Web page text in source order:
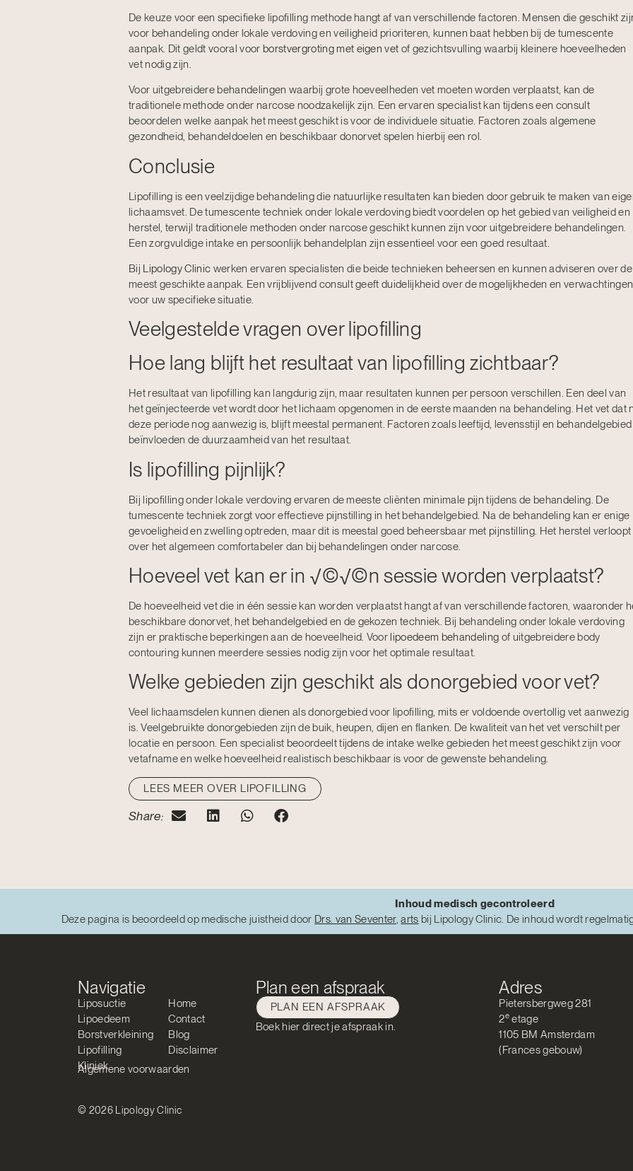
De keuze voor een specifieke lipofilling methode hangt af van verschillende factoren. Mensen die geschikt
voor behandeling onder lokale verdoving en veiligheid prioriteren, kunnen baat hebben bij de tumescente
aanpak. Dit geldt vooral voor borstvergroting met eigen vet of gezichtsvulling waarbij kleinere hoeveelheden
vet nodig zijn.
Voor uitgebreidere behandelingen waarbij grote hoeveelheden vet moeten worden verplaatst, kan de
traditionele methode onder narcose noodzakelijk zijn. Een ervaren specialist kan tijdens een consult
beoordelen welke aanpak het meest geschikt is voor de individuele situatie. Factoren zoals algemene
gezondheid, behandeldoelen en beschikbaar donorvet spelen hierbij een rol.
Conclusie
Lipofilling is een veelzijdige behandeling die natuurlijke resultaten kan bieden door gebruik te maken van
lichaamsvet. De tumescente techniek onder lokale verdoving biedt voordelen op het gebied van veiligheid en
herstel, terwijl traditionele methoden onder narcose geschikt kunnen zijn voor uitgebreidere behandelingen.
Een zorgvuldige intake en persoonlijk behandelplan zijn essentieel voor een goed resultaat.
Bij Lipology Clinic werken ervaren specialisten die beide technieken beheersen en kunnen adviseren over de
meest geschikte aanpak. Een vrijblijvend consult geeft duidelijkheid over de mogelijkheden en verwachtingen
voor uw specifieke situatie.
Veelgestelde vragen over lipofilling
Hoe lang blijft het resultaat van lipofilling zichtbaar?
Het resultaat van lipofilling kan langdurig zijn, maar resultaten kunnen per persoon verschillen. Een deel van
het geïnjecteerde vet wordt door het lichaam opgenomen in de eerste maanden na behandeling. Het vet dat
deze periode nog aanwezig is, blijft meestal permanent. Factoren zoals leeftijd, levensstijl en behandelgebied
beïnvloeden de duurzaamheid van het resultaat.
Is lipofilling pijnlijk?
Bij lipofilling onder lokale verdoving ervaren de meeste cliënten minimale pijn tijdens de behandeling. De
tumescente techniek zorgt voor effectieve pijnstilling in het behandelgebied. Na de behandeling kan er enige
gevoeligheid en zwelling optreden, maar dit is meestal goed beheersbaar met pijnstilling. Het herstel verloopt
over het algemeen comfortabeler dan bij behandelingen onder narcose.
Hoeveel vet kan er in √©√©n sessie worden verplaatst?
De hoeveelheid vet die in één sessie kan worden verplaatst hangt af van verschillende factoren, waaronder
beschikbare donorvet, het behandelgebied en de gekozen techniek. Bij behandeling onder lokale verdoving
zijn er praktische beperkingen aan de hoeveelheid. Voor lipoedeem behandeling of uitgebreidere body
contouring kunnen meerdere sessies nodig zijn voor het optimale resultaat.
Welke gebieden zijn geschikt als donorgebied voor vet?
Veel lichaamsdelen kunnen dienen als donorgebied voor lipofilling, mits er voldoende overtollig vet aanwezig
is. Veelgebruikte donorgebieden zijn de buik, heupen, dijen en flanken. De kwaliteit van het vet verschilt per
locatie en persoon. Een specialist beoordeelt tijdens de intake welke gebieden het meest geschikt zijn voor
vetafname en welke hoeveelheid realistisch beschikbaar is voor de gewenste behandeling.
LEES MEER OVER LIPOFILLING
Share:
Inhoud medisch gecontroleerd
Deze pagina is beoordeeld op medische juistheid door Drs. van Seventer,arts bij Lipology Clinic. De inhoud wordt
Navigatie
Liposuctie
Lipoedeem
Borstverkleining
Lipofilling
Kliniek
Home
Contact
Blog
Disclaimer
Algemene voorwaarden
© 2026 Lipology Clinic
Plan een afspraak
PLAN EEN AFSPRAAK
Boek hier direct je afspraak in.
Adres
Pietersbergweg 281
2e etage
1105 BM Amsterdam
(Frances gebouw)